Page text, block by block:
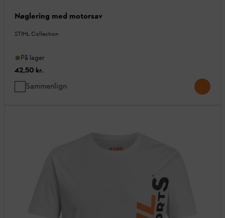
Nøglering med motorsav
STIHL Collection
På lager
42,50 kr.
Sammenlign